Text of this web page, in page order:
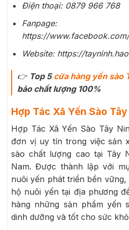
Điện thoại: 0879 966 768
Fanpage:
https://
Website: https://
👉Top 5cửa hàng yến sào
bảo chất lượng 100%
Hợp Tác Xã Yến Sào
Hợp Tác Xã Yến Sào Tây
đơn vị uy tín trong việc sản
sào chất lượng cao tại Tây
Nam. Được thành lập với
nuôi yến phát triển bền
hộ nuôi yến tại địa phương
hàng những sản phẩm yến
dinh dưỡng và tốt cho sức